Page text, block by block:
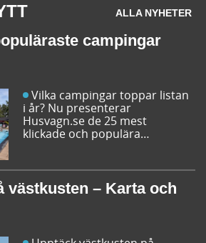
ALLA NYHETER
campingar
Vilka campingar toppar listan
i år? Nu presenterar
Husvagn.se de 25 mest
klickade och populära
inspireras av campingfolkets
egna favoriter och hitta din
nästa favorit redan idag!
västkusten – Karta och